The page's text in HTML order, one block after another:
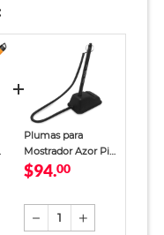
Plumas para
Mostrador Azor Pin
Point Holder /
más base
$94.00
1